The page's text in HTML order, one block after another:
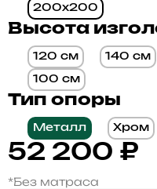
200x200
Высота
120 см 140 см
100 см
Тип опоры
Металл Хром
52 200 ₽
*Без матраса